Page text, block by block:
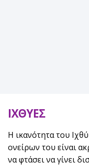
ΙΧΘΥΕΣ
Η ικανότητα του
ονείρων του είναι
να φτάσει να γίνει